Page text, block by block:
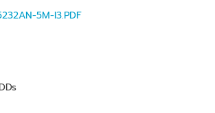
5M-I3.PDF